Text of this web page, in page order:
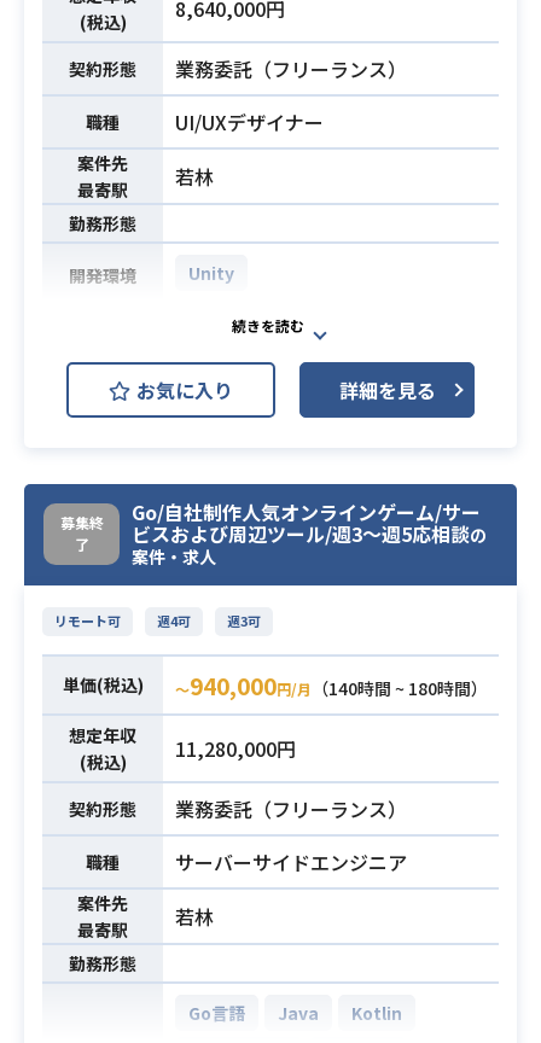
るかと思います。
詳細につきましては面談時にお話し
ていただきます。
・日本語でのコミュニケーションが
ビジネスレベルでできる方
・英語でのコミュニケーションがビ
行ってきた経験がある方
・簡単なスクリプトを書ける方（Pyt
・DBに関する知見がある方
(税込)
8,640,000円
契約形態 業務委託（フリーランス）
職種 UI/UXデザイナー
案件先
最寄駅
若林
勤務形態
開発環境 Unity
業務内容
Android及びiOS向け新規事業ブロッ
クチェーンアプリの開発運営におい
て
下記の業務に携わっていただきま
・企画段階～画面遷移作成やデザイ
ンコンセプト立案
・UIデザイン制作（レイアウト、ボ
・グラフィッククリエイティブ制作
・エフェクト、パーティクル制作
今までのご経験をもとに、まずは強
ていただきます。
フレックスタイム制度を導入してお
ります。
・適用時間：7:00～20:00
・コアタイム：11:00～16:00
リモート頻度につきましては面談時
にすり合わせとなります
ますので英語が日常会話以上のレベ
ルの方大歓迎です！
お気に入り 詳細を見る
募集終
了
Go/自社制作人気オンラインゲーム/サー
ビスおよび周辺ツール/週3〜週5応相談の
案件・求人
リモート可 週4可 週3可
単価(税込) 〜940,000円/月
（140時間 ~ 180時間）
想定年収
(税込)
11,280,000円
契約形態 業務委託（フリーランス）
職種 サーバーサイドエンジニア
案件先
最寄駅
若林
勤務形態
Go言語 Java
Kotlin